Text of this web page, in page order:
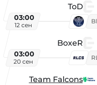
ToD
03:00
12 сен
BoxeR
03:00
20 сен
Team Falcons